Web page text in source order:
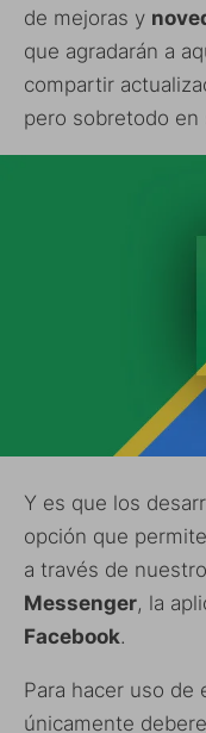
de mejoras y
que agradarán a
compartir
pero sobretodo en
Y es que los
opción que permite
a través de
Messenger, la
Facebook.
Para hacer uso de
únicamente